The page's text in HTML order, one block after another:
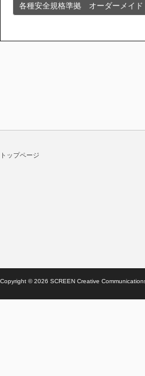
各種安全規格準拠 オーダーメイド
トップページ
Copyright ©2026 SCREEN Creative